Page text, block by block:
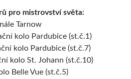
pro mistrovství světa:
Tarnow
kolo Pardubice (st.č.1)
kolo Pardubice (st.č.7)
kolo St. Johann (st.č.10)
Belle Vue (st.č.5)